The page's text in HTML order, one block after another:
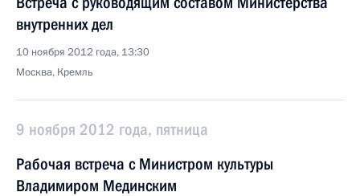
внутренних дел
10 ноября 2012 года, 13:30
Москва, Кремль
9 ноября 2012 года, пятница
Рабочая встреча с Министром культуры
Владимиром Мединским